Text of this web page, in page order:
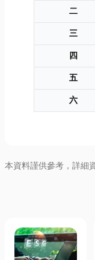
二
三
四
五
六
本資料謹供參考，詳細